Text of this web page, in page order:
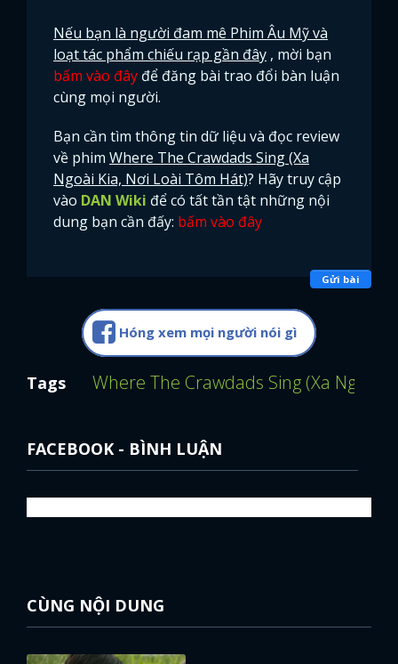
Nếu bạn là người đam mê Phim Âu Mỹ và
loạt tác phẩm chiếu rạp gần đây , mời bạn
bấm vào đây để đăng bài trao đổi bàn luận
cùng mọi người.
Bạn cần tìm thông tin dữ liệu và đọc review
về phim Where The Crawdads Sing (Xa
Ngoài Kia, Nơi Loài Tôm Hát)? Hãy truy cập
vào DAN Wiki để có tất tần tật những nội
dung bạn cần đấy: bấm vào đây
Gửi bài
Hóng xem mọi người nói gì
Tags Where The Crawdads Sing (Xa Ngoài
FACEBOOK - BÌNH LUẬN
CÙNG NỘI DUNG